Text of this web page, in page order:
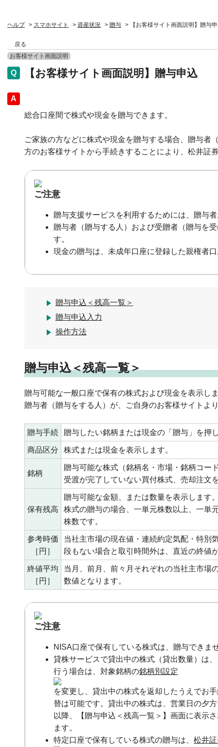
ヘルプ > スマホサイト > 資産状況 > 贈与 > 【お客様サイト画面説明】贈与
戻る
お客様サイト画面説明
【お客様サイト画面説明】贈与申込
回答
総合口座間で株式や現金を贈与できます。
ご家族の方などに株式や現金を贈与する場合、贈与者
方のお客様サイトから手続きすることにより、松井証
ご注意
贈与支援サービスを利用するためには、贈与
贈与者（贈与する人）および受贈者（贈与を
す。
現金の贈与は、未成年口座に登録した親権者
贈与申込＜残高一覧＞
贈与申込入力
操作方法
贈与申込＜残高一覧＞
贈与可能な一般口座で保有の株式および現金を表
贈与者（贈与をする人）が、ご自身のお客様サイトよ
贈与手続 贈与したい銘柄または現金の「贈与」を押
商品区分 株式または現金を表示します。
銘柄
贈与可能な株式（銘柄名・市場・銘柄コー
受渡が完了していない買付株式、売却注文
保有残高
贈与可能な金額、または数量を表示します
株式の贈与の場合、一単元株数以上、一単
株数です。
参考時価
［円］
当社主市場の現在値・連続約定気配・特別
段もない場合と取引時間外は、直近の終値
終値平均
［円］
当月、前月、前々月それぞれの当社主市場
数値となります。
ご注意
NISA口座で保有している株式は、贈与できま
貸株サービスで貸出中の株式（貸出数量）は
行う場合は、対象銘柄の銘柄別設定
を変更し、貸出中の株式を返却したうえでお
替は可能です。貸出中の株式は、営業日の夕
以降、【贈与申込＜残高一覧＞】画面に表示
ます。
特定口座で保有している株式の贈与は、 松井